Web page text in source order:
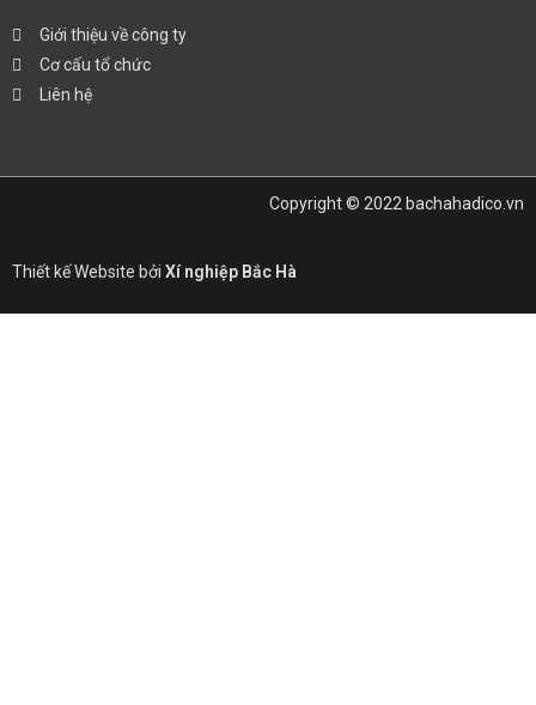
Giới thiệu về công ty
Cơ cấu tổ chức
Liên hệ
Copyright © 2022 bachahadico.vn
Thiết kế Website bởi Xí nghiệp Bắc Hà